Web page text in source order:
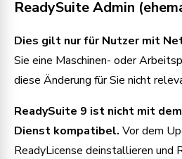
ReadySuite Admin
Dies gilt nur für Nutzer mit
Sie eine Maschinen- oder
diese Änderung für Sie nicht
ReadySuite 9 ist nicht mit
Dienst kompatibel. Vor dem
ReadyLicense deinstallieren und